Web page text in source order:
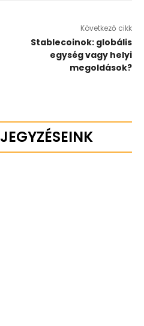
Következő cikk
Stablecoinok: globális
egység vagy helyi
megoldások?